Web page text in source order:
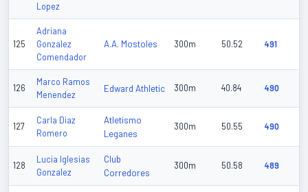
Lopez
125
Adriana
Gonzalez
Comendador
A.A. Mostoles 300m 50.52 491
126
Marco Ramos
Menendez
Edward Athletic 300m 40.84 490
127
Carla Diaz
Romero
Atletismo
Leganes
300m 50.55 490
128
Lucia Iglesias
Gonzalez
Club
Corredores
300m 50.58 489